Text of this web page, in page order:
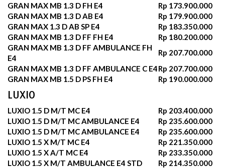
GRAN MAX MB 1.3 D FH E4
Rp 173.900.000
GRAN MAX MB 1.3 D AB E4
Rp 179.900.000
GRAN MAX 1.3 D AB SP E4
Rp 183.350.000
GRAN MAX MB 1.3 D FF FH E4
Rp 180.200.000
GRAN MAX MB 1.3 D FF AMBULANCE FH
E4
Rp 207.700.000
GRAN MAX MB 1.3 D FF AMBULANCE C E4Rp 207.700.000
GRAN MAX MB 1.5 D PS FH E4
Rp 190.000.000
LUXIO
LUXIO 1.5 D M/T MC E4
Rp 203.400.000
LUXIO 1.5 D M/T MC AMBULANCE E4
Rp 235.600.000
LUXIO 1.5 D M/T MC AMBULANCE E4
Rp 235.600.000
LUXIO 1.5 X M/T MC E4
Rp 221.350.000
LUXIO 1.5 X A/T MC E4
Rp 233.350.000
LUXIO 1.5 X M/T AMBULANCE E4 STD
Rp 214.350.000